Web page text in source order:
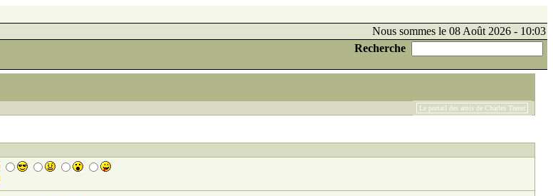
Nous sommes le 08 Août 2026 - 10:03
Recherche
Le portail des amis de Charles Trenet